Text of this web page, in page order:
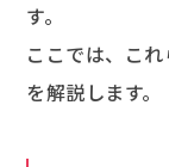
す。
ここでは、こ
を解説します。